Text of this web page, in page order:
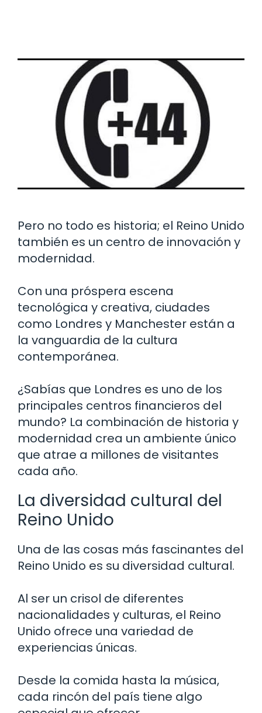
Pero no todo es historia; el Reino Unido
también es un centro de innovación y
modernidad.
Con una próspera escena
tecnológica y creativa, ciudades
como Londres y Manchester están a
la vanguardia de la cultura
contemporánea.
¿Sabías que Londres es uno de los
principales centros financieros del
mundo? La combinación de historia y
modernidad crea un ambiente único
que atrae a millones de visitantes
cada año.
La diversidad cultural del
Reino Unido
Una de las cosas más fascinantes del
Reino Unido es su diversidad cultural.
Al ser un crisol de diferentes
nacionalidades y culturas, el Reino
Unido ofrece una variedad de
experiencias únicas.
Desde la comida hasta la música,
cada rincón del país tiene algo